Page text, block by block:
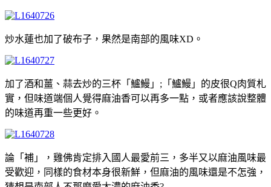
炒水蓮也加了破布子，果然是南部的風味XD。
加了酒和薑、蒜去炒的三杯「鱸鰻」;「鱸鰻」的皮很Q肉質札
實，但味道端個人覺得麻油香可以再多一點，或者應該說整體
的味道再重一些更好。
論「補」，雞佛肯定排入國人最愛前三，多半又以麻油風味最
受歡迎，同樣的食材本身很新鮮，但麻油的風味還是不怎強，